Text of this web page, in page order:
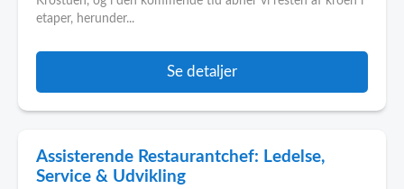
etaper, herunder...
Se detaljer
Assisterende Restaurantchef: Ledelse,
Service & Udvikling